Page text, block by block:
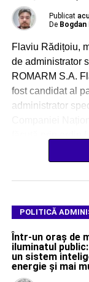
Publicat
De Bogdan
Flaviu Rădițoiu,
de administrator
ROMARM S.A.
fost candidat al
administrator
POLITICĂ
Într-un oraș de
iluminatul
un sistem
energie și mai